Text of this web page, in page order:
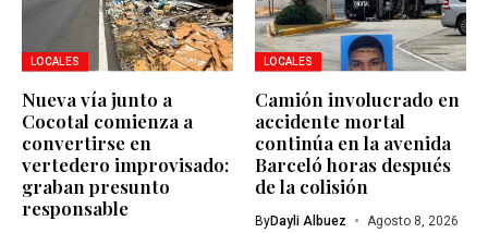
LOCALES
Nueva vía junto a
Cocotal comienza a
convertirse en
vertedero improvisado:
graban presunto
responsable
LOCALES
Camión involucrado en
accidente mortal
continúa en la avenida
Barceló horas después
de la colisión
ByDayli Albuez Agosto 8, 2026